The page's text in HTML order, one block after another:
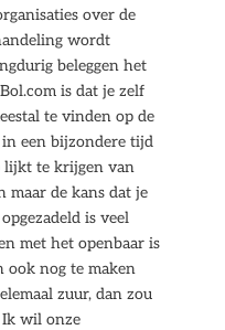
over de
wordt
beleggen het
is dat je zelf
te vinden op de
in een bijzondere tijd
lijkt te krijgen van
maar de kans dat je
is veel
met het openbaar is
ook nog te maken
zuur, dan zou
Ik wil onze